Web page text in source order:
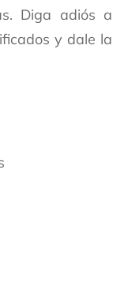
Diga adiós
y dale